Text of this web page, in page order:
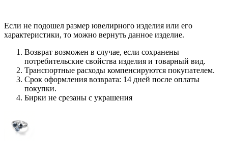
Если не подошел размер ювелирного изделия или его
характеристики, то можно вернуть данное изделие.
Возврат возможен в случае, если сохранены
потребительские свойства изделия и товарный вид.
Транспортные расходы компенсируются покупателем.
Срок оформления возврата: 14 дней после оплаты
покупки.
Бирки не срезаны с украшения